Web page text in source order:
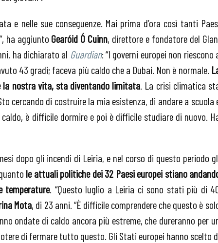
e nelle sue conseguenze. Mai prima d’ora così tanti
ha aggiunto Gearóid Ó Cuinn, direttore e fondatore del Glan.
ha dichiarato al Guardian: “I governi europei non riescono
43 gradi; faceva più caldo che a Dubai. Non è normale.
la nostra vita, sta diventando limitata . La crisi climatica
cercando di costruire la mia esistenza, di andare a scuola
è difficile dormire e poi è difficile studiare di nuovo.
dopo gli incendi di Leiria, e nel corso di questo periodo
le attuali politiche dei 32 Paesi europei stiano
temperature. “Questo luglio a Leiria ci sono stati più di
Mota, di 23 anni. “È difficile comprendere che questo è
ondate di caldo ancora più estreme, che dureranno per
di fermare tutto questo. Gli Stati europei hanno scelto